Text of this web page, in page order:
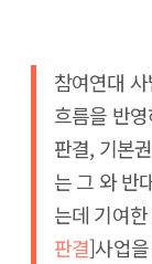
참여연대
흐름을 반
판결, 기본
는 그 와 반
는데 기여
판결]사업